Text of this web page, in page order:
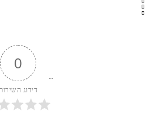
0
דירוג השירות